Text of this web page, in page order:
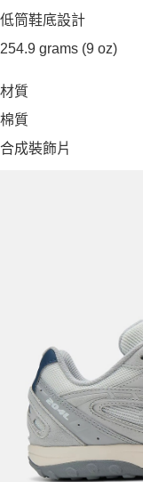
低筒鞋底設計
254.9 grams (9 oz)
材質
棉質
合成裝飾片